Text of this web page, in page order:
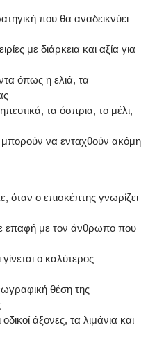
που θα αναδεικνύει
με διάρκεια και αξία για
όπως η ελιά, τα
τα όσπρια, το μέλι,
μπορούν να ενταχθούν ακόμη
όταν ο επισκέπτης γνωρίζει
επαφή με τον άνθρωπο που
ο καλύτερος
θέση της
άξονες, τα λιμάνια και